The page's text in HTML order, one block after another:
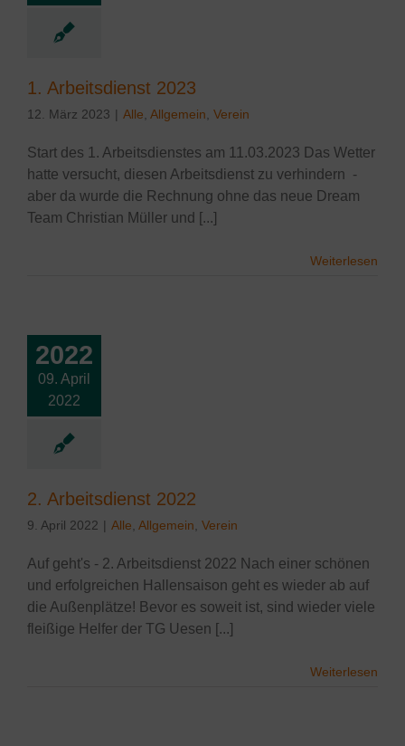
1. Arbeitsdienst 2023
12. März 2023 | Alle Allgemein Verein
Start des 1. Arbeitsdienstes am 11.03.2023 Das Wetter
hatte versucht, diesen Arbeitsdienst zu verhindern -
aber da wurde die Rechnung ohne das neue Dream
Team Christian Müller und [...]
Weiterlesen
2022
09. April
2022
2022
2. Arbeitsdienst 2022
9. April 2022 | Alle Allgemein Verein
Auf geht's - 2. Arbeitsdienst 2022 Nach einer schönen
und erfolgreichen Hallensaison geht es wieder ab auf
die Außenplätze! Bevor es soweit ist, sind wieder viele
fleißige Helfer der TG Uesen [...]
Weiterlesen